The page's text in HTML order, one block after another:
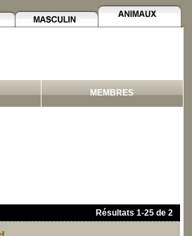
MEMBRES
Résultats 1-25 de 2